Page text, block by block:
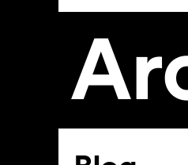
Artikel